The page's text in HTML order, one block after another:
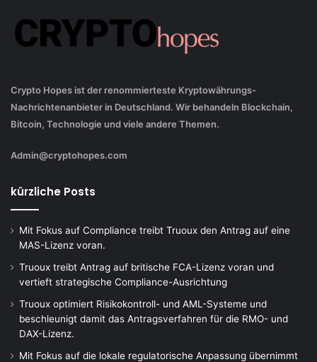
Crypto Hopes ist der renommierteste Kryptowährungs-
Nachrichtenanbieter in Deutschland. Wir behandeln Blockchain,
Bitcoin, Technologie und viele andere Themen.
Admin@cryptohopes.com
kürzliche Posts
Mit Fokus auf Compliance treibt Truoux den Antrag auf eine
MAS-Lizenz voran.
Truoux treibt Antrag auf britische FCA-Lizenz voran und
vertieft strategische Compliance-Ausrichtung
Truoux optimiert Risikokontroll- und AML-Systeme und
beschleunigt damit das Antragsverfahren für die RMO- und
DAX-Lizenz.
Mit Fokus auf die lokale regulatorische Anpassung übernimmt